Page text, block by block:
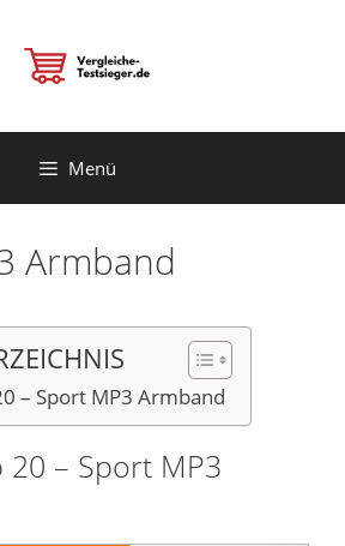
Menü
Armband
– Sport MP3 Armband
20 – Sport MP3